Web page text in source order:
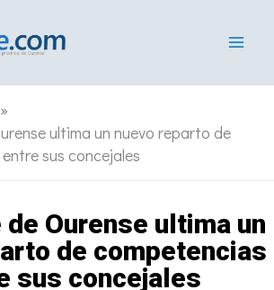
ultima un nuevo reparto de
sus concejales
Ourense ultima un
de competencias
sus concejales